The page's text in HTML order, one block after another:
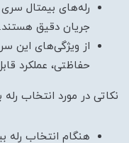
جریان دقیق هستند.
از ویژگی‌های این
حفاظتی، عملکرد
نکاتی در مورد انتخاب رله
هنگام انتخاب رله